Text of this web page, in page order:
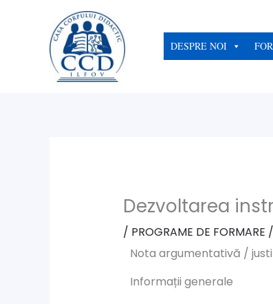
DESPRE NOI
Dezvoltarea
/ PROGRAME DE FORMARE
Nota argumentativă /
Informații generale